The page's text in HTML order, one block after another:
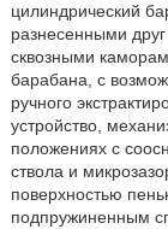
цилиндрический
разнесенными
сквозными
барабана, с
ручного
устройство,
положениях с
ствола и
поверхностью
подпружиненным